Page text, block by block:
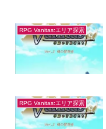
RPG Vanitas:エリア探索
RPG Vanitas:エリア探索